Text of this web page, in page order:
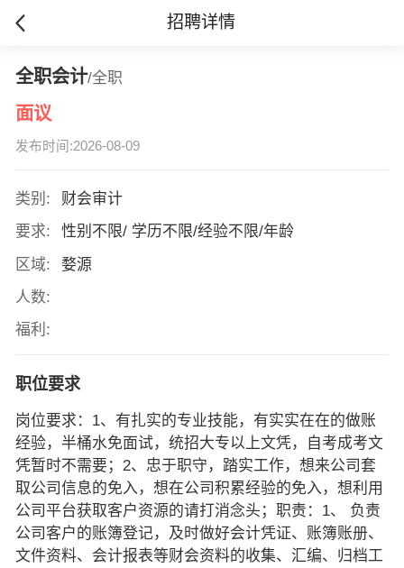
招聘详情
全职会计/全职
面议
发布时间:2026-08-09
类别:
财会审计
要求:
性别不限/ 学历不限/经验不限/年龄
区域:
婺源
人数:
福利:
职位要求
岗位要求：1、有扎实的专业技能，有实实在在的做账
经验，半桶水免面试，统招大专以上文凭，自考成考文
凭暂时不需要；2、忠于职守，踏实工作，想来公司套
取公司信息的免入，想在公司积累经验的免入，想利用
公司平台获取客户资源的请打消念头；职责：1、 负责
公司客户的账簿登记，及时做好会计凭证、账簿账册、
文件资料、会计报表等财会资料的收集、汇编、归档工